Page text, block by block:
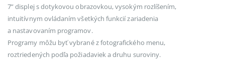
7” displej s dotykovou obrazovkou, vysokým rozlíšením,
intuitívnym ovládaním všetkých funkcií zariadenia
a nastavovaním programov.
Programy môžu byť vybrané z fotografického menu,
roztriedených podľa požiadaviek a druhu suroviny.